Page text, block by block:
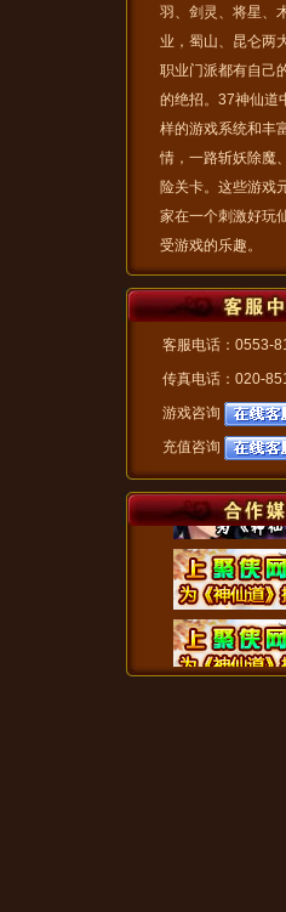
羽、剑灵、将星、
业，蜀山、昆仑两
职业门派都有自己
的绝招。37神仙道
样的游戏系统和丰
情，一路斩妖除魔
险关卡。这些游戏
家在一个刺激好玩
受游戏的乐趣。
客服电话：0553-
传真电话：020-
游戏咨询
充值咨询